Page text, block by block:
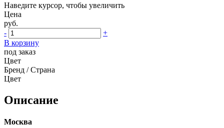
Наведите курсор, чтобы увеличить
Цена
руб.
-
+
В корзину
под заказ
Цвет
Бренд / Страна
Цвет
Описание
Москва